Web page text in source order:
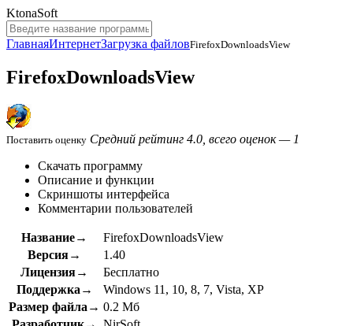
KtonaSoft
ГлавнаяИнтернетЗагрузка файловFirefoxDownloadsView
FirefoxDownloadsView
Поставить оценку Средний рейтинг 4.0, всего оценок — 1
Скачать программу
Описание и функции
Скриншоты интерфейса
Комментарии пользователей
Название→
FirefoxDownloadsView
Версия→
1.40
Лицензия→
Бесплатно
Поддержка→
Windows 11, 10, 8, 7, Vista, XP
Размер файла→ 0.2 Мб